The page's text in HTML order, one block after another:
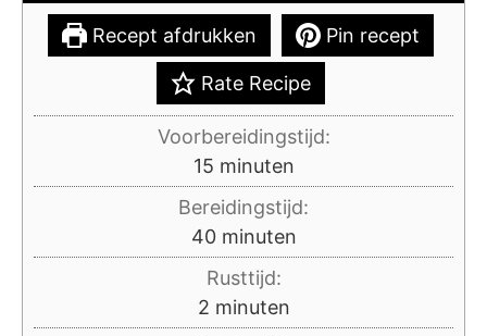
Recept afdrukken Pin recept
Rate Recipe
Voorbereidingstijd:
15minuten
minuten
Bereidingstijd:
40minuten
minuten
Rusttijd:
2minuten
minuten